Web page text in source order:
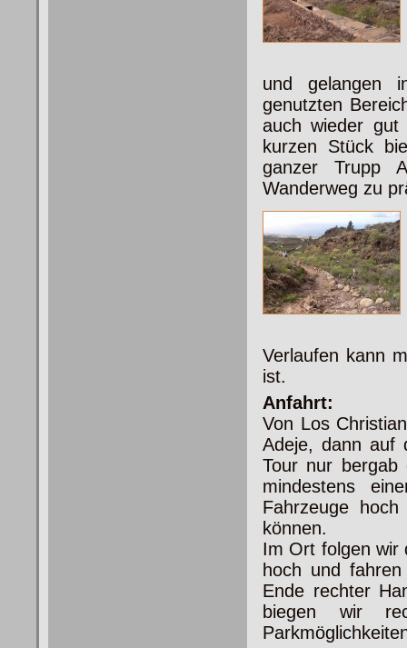
und gelangen
genutzten
auch wieder gut
kurzen Stück
ganzer Trupp
Wanderweg zu
Verlaufen kann
ist.
Anfahrt:
Von Los
Adeje, dann auf
Tour nur
mindestens
Fahrzeuge
können.
Im Ort folgen wir
hoch und
Ende rechter
biegen wir